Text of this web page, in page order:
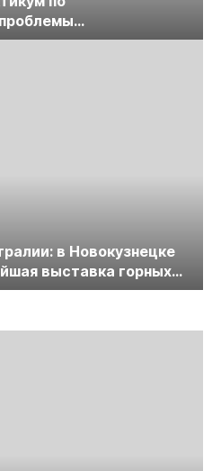
экспертизы
в Новокузнецке
выставка горных
Уголь России и